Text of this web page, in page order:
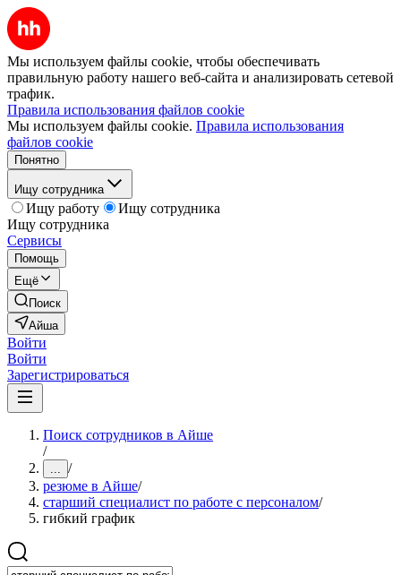
Мы используем файлы cookie, чтобы обеспечивать
правильную работу нашего веб-сайта и анализировать сетевой
трафик.
Правила использования файлов cookie
Мы используем файлы cookie. Правила использования
файлов cookie
Понятно
Ищу сотрудника
Ищу работу
Ищу сотрудника
Ищу сотрудника
Сервисы
Помощь
Ещё
Поиск
Айша
Войти
Войти
Зарегистрироваться
Поиск сотрудников в Айше
/
... /
резюме в Айше/
старший специалист по работе с персоналом/
гибкий график